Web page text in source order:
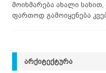
მოიხმარება ახალი სახით,
ფართოდ გამოიყენება
ᲐᲠᲥᲘᲢᲔᲥᲢᲣᲠᲐ